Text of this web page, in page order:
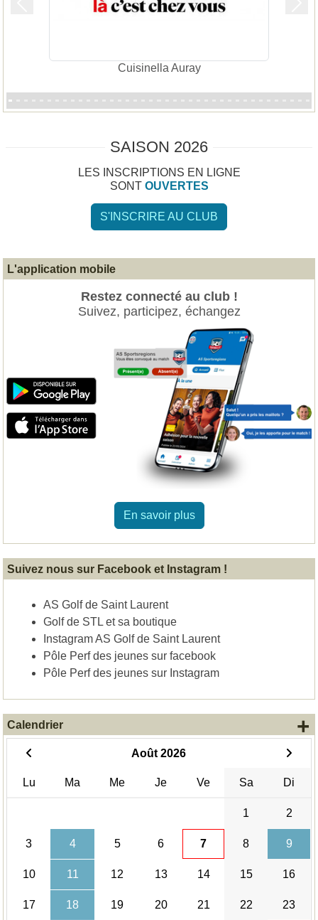
Cuisinella Auray
SAISON 2026
LES INSCRIPTIONS EN LIGNE
SONT OUVERTES
S'INSCRIRE AU CLUB
L'application mobile
Restez connecté au club !
Suivez, participez, échangez
En savoir plus
Suivez nous sur Facebook et Instagram !
AS Golf de Saint Laurent
Golf de STL et sa boutique
Instagram AS Golf de Saint Laurent
Pôle Perf des jeunes sur facebook
Pôle Perf des jeunes sur Instagram
Calendrier
Août 2026
Lu Ma Me Je Ve Sa Di
1 2
3 4 5 6 7 8 9
10 11 12 13 14 15 16
17 18 19 20 21 22 23
+